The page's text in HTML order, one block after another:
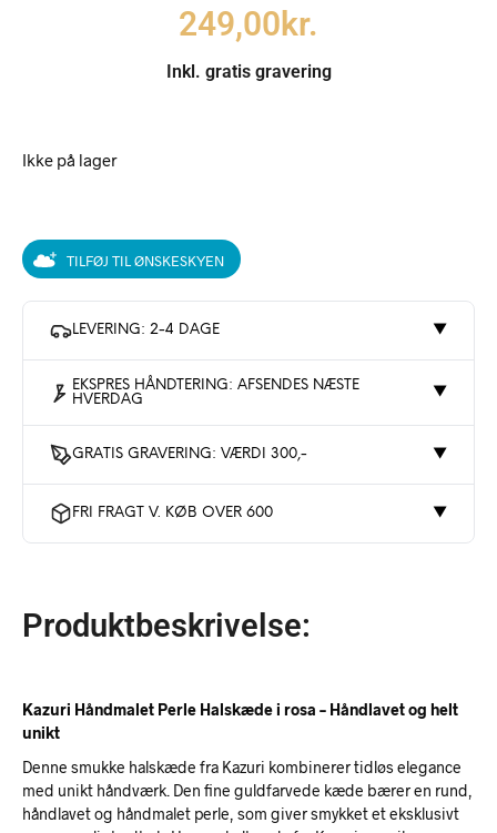
249,00kr.
Inkl. gratis gravering
Ikke på lager
TILFØJ TIL ØNSKESKYEN
LEVERING: 2-4 DAGE ▼
EKSPRES HÅNDTERING: AFSENDES NÆSTE
HVERDAG
▼
GRATIS GRAVERING: VÆRDI 300,- ▼
FRI FRAGT V. KØB OVER 600 ▼
Produktbeskrivelse:
Kazuri Håndmalet Perle Halskæde i rosa – Håndlavet og helt
unikt
Denne smukke halskæde fra Kazuri kombinerer tidløs elegance
med unikt håndværk. Den fine guldfarvede kæde bærer en rund,
håndlavet og håndmalet perle, som giver smykket et eksklusivt